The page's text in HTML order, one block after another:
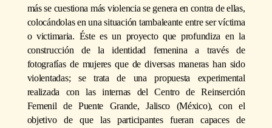
más se cuestiona más violencia se genera en contra de ellas,
colocándolas en una situación tambaleante entre ser víctima
o victimaria. Éste es un proyecto que profundiza en la
construcción de la identidad femenina a través de
fotografías de mujeres que de diversas maneras han sido
violentadas; se trata de una propuesta experimental
realizada con las internas del Centro de Reinserción
Femenil de Puente Grande, Jalisco (México), con el
objetivo de que las participantes fueran capaces de